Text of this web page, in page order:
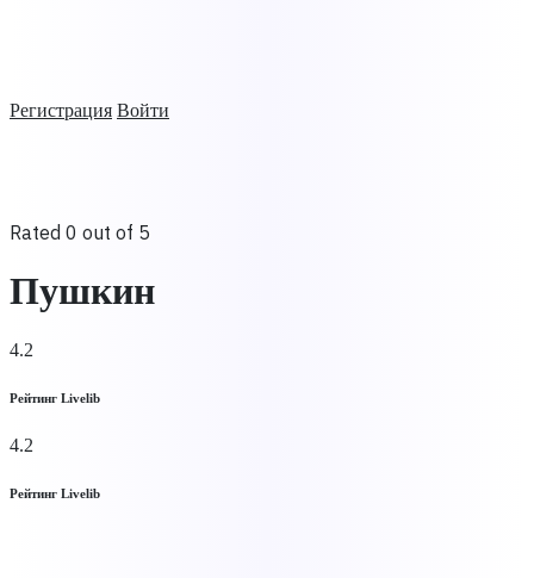
Регистрация Войти
Rated 0 out of 5
Пушкин
4.2
Рейтинг Livelib
4.2
Рейтинг Livelib